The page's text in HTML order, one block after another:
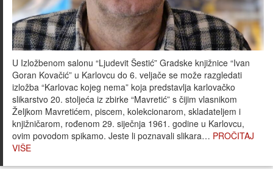
U Izložbenom salonu “Ljudevit Šestić” Gradske knjižnice “Ivan
Goran Kovačić” u Karlovcu do 6. veljače se može razgledati
izložba “Karlovac kojeg nema” koja predstavlja karlovačko
slikarstvo 20. stoljeća iz zbirke “Mavretić” s čijim vlasnikom
Željkom Mavretićem, piscem, kolekcionarom, skladateljem i
knjižničarom, rođenom 29. siječnja 1961. godine u Karlovcu,
ovim povodom spikamo. Jeste li poznavali slikara… PROČITAJ
VIŠE